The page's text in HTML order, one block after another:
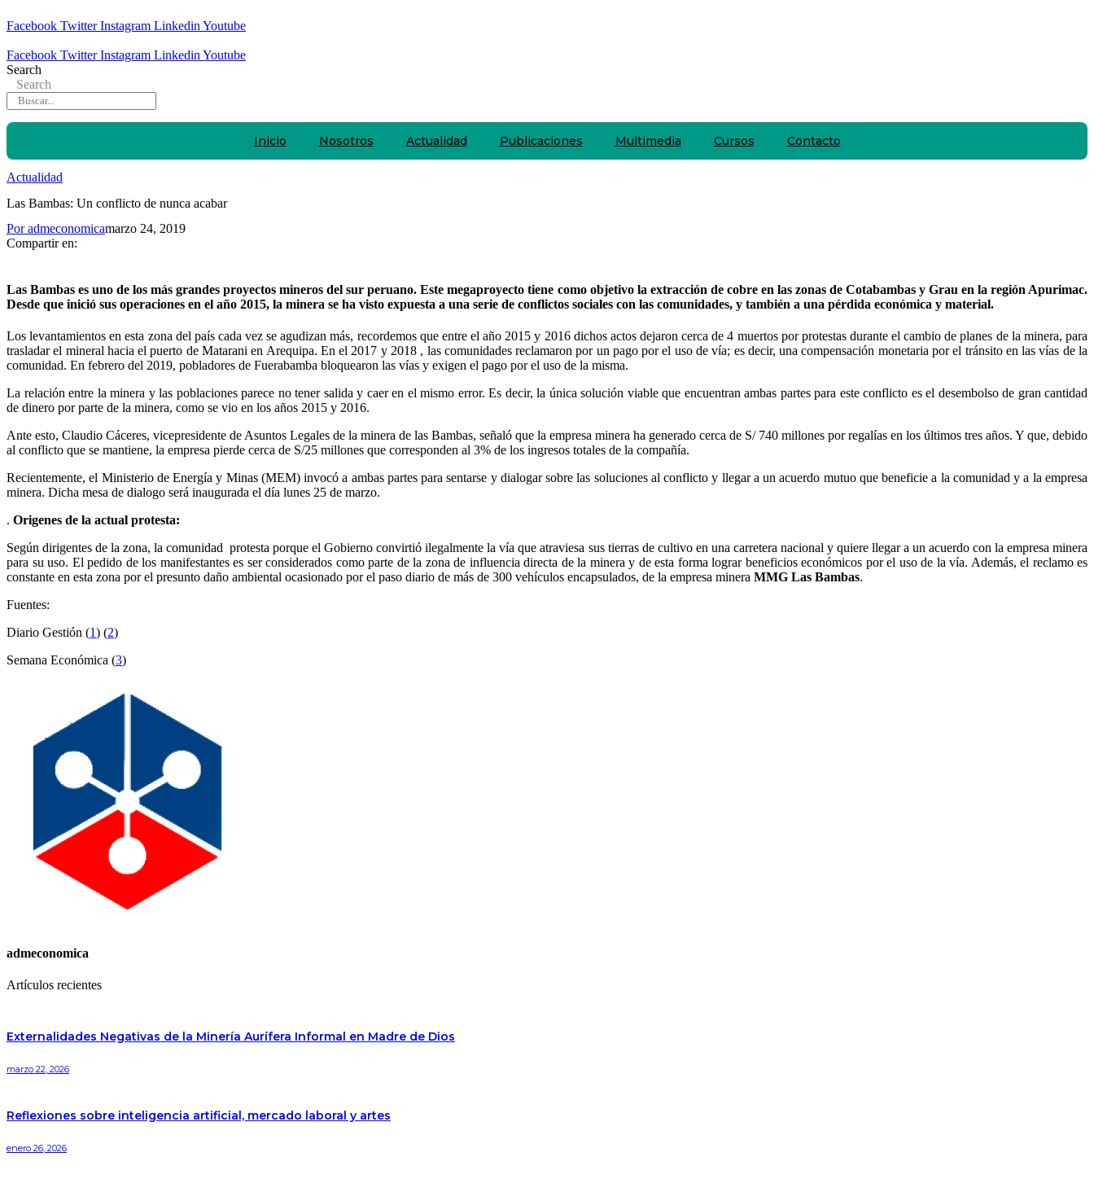
Facebook Twitter Instagram Linkedin Youtube
Facebook Twitter Instagram Linkedin Youtube
Search
Search
Inicio Nosotros Actualidad Publicaciones Multimedia Cursos Contacto
Actualidad
Las Bambas: Un conflicto de nunca acabar
Poradmeconomicamarzo 24, 2019
Compartir en:
Las Bambas es uno de los más grandes proyectos mineros del sur peruano. Este megaproyecto tiene como objetivo la extracción de cobre en las zonas de Cotabambas y Grau en la región Apurimac.
Desde que inició sus operaciones en el año 2015, la minera se ha visto expuesta a una serie de conflictos sociales con las comunidades, y también a una pérdida económica y material.
Los levantamientos en esta zona del país cada vez se agudizan más, recordemos que entre el año 2015 y 2016 dichos actos dejaron cerca de 4 muertos por protestas durante el cambio de planes de la minera, para
trasladar el mineral hacia el puerto de Matarani en Arequipa. En el 2017 y 2018 , las comunidades reclamaron por un pago por el uso de vía; es decir, una compensación monetaria por el tránsito en las vías de la
comunidad. En febrero del 2019, pobladores de Fuerabamba bloquearon las vías y exigen el pago por el uso de la misma.
La relación entre la minera y las poblaciones parece no tener salida y caer en el mismo error. Es decir, la única solución viable que encuentran ambas partes para este conflicto es el desembolso de gran cantidad
de dinero por parte de la minera, como se vio en los años 2015 y 2016.
Ante esto, Claudio Cáceres, vicepresidente de Asuntos Legales de la minera de las Bambas, señaló que la empresa minera ha generado cerca de S/ 740 millones por regalías en los últimos tres años. Y que, debido
al conflicto que se mantiene, la empresa pierde cerca de S/25 millones que corresponden al 3% de los ingresos totales de la compañía.
Recientemente, el Ministerio de Energía y Minas (MEM) invocó a ambas partes para sentarse y dialogar sobre las soluciones al conflicto y llegar a un acuerdo mutuo que beneficie a la comunidad y a la empresa
minera. Dicha mesa de dialogo será inaugurada el día lunes 25 de marzo.
. Origenes de la actual protesta:
Según dirigentes de la zona, la comunidad protesta porque el Gobierno convirtió ilegalmente la vía que atraviesa sus tierras de cultivo en una carretera nacional y quiere llegar a un acuerdo con la empresa minera
para su uso. El pedido de los manifestantes es ser considerados como parte de la zona de influencia directa de la minera y de esta forma lograr beneficios económicos por el uso de la vía. Además, el reclamo es
constante en esta zona por el presunto daño ambiental ocasionado por el paso diario de más de 300 vehículos encapsulados, de la empresa minera MMG Las Bambas.
Fuentes:
Diario Gestión (1) (2)
Semana Económica (3)
admeconomica
Artículos recientes
Externalidades Negativas de la Minería Aurífera Informal en Madre de Dios
marzo 22, 2026
Reflexiones sobre inteligencia artificial, mercado laboral y artes
enero 26, 2026